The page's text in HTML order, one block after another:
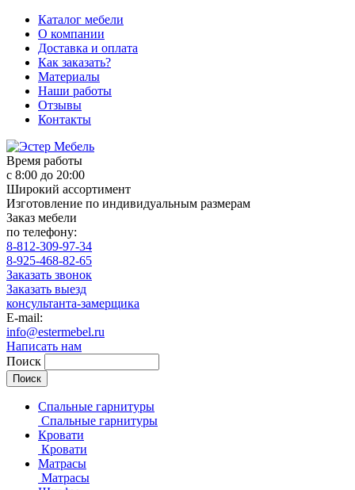
Каталог мебели
О компании
Доставка и оплата
Как заказать?
Материалы
Наши работы
Отзывы
Контакты
Время работы
с 8:00 до 20:00
Широкий ассортимент
Изготовление по индивидуальным размерам
Заказ мебели
по телефону:
8-812-309-97-34
8-925-468-82-65
Заказать звонок
Заказать выезд
консультанта-замерщика
E-mail:
info@estermebel.ru
Написать нам
Поиск
Спальные гарнитуры
Спальные гарнитуры
Кровати
Кровати
Матрасы
Матрасы